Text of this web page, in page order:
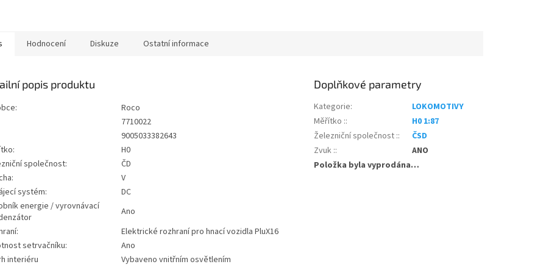
Hodnocení Diskuze Ostatní informace
popis produktu
Roco
7710022
9005033382643
H0
společnost:
ČD
V
systém:
DC
energie / vyrovnávací
Ano
Elektrické rozhraní pro hnací vozidla PluX16
setrvačníku:
Ano
interiéru
Vybaveno vnitřním osvětlením
Doplňkové parametry
Kategorie:
LOKOMOTIVY
Měřítko ::
H0 1:87
Železniční společnost ::
ČSD
Zvuk ::
ANO
Položka byla vyprodána…